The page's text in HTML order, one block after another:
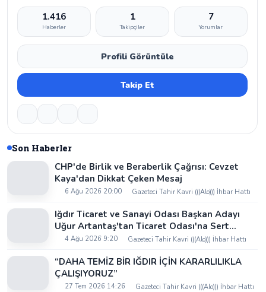
1.416
Haberler
1
Takipçiler
7
Yorumlar
Profili Görüntüle
Takip Et
Son Haberler
CHP'de Birlik ve Beraberlik Çağrısı: Cevzet
Kaya'dan Dikkat Çeken Mesaj
6 Ağu 2026 20:00 Gazeteci Tahir Kavri (((Alo))) İhbar Hattı
Iğdır Ticaret ve Sanayi Odası Başkan Adayı
Uğur Artantaş'tan Ticaret Odası'na Sert
Eleştiri: "Nakliyeci Sahipsiz Bırakılamaz"
4 Ağu 2026 9:20 Gazeteci Tahir Kavri (((Alo))) İhbar Hattı
“DAHA TEMİZ BİR IĞDIR İÇİN KARARLILIKLA
ÇALIŞIYORUZ”
27 Tem 2026 14:26 Gazeteci Tahir Kavri (((Alo))) İhbar Hattı